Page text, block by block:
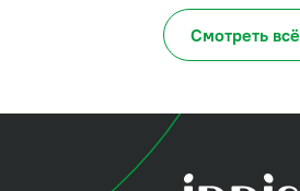
Смотреть всё